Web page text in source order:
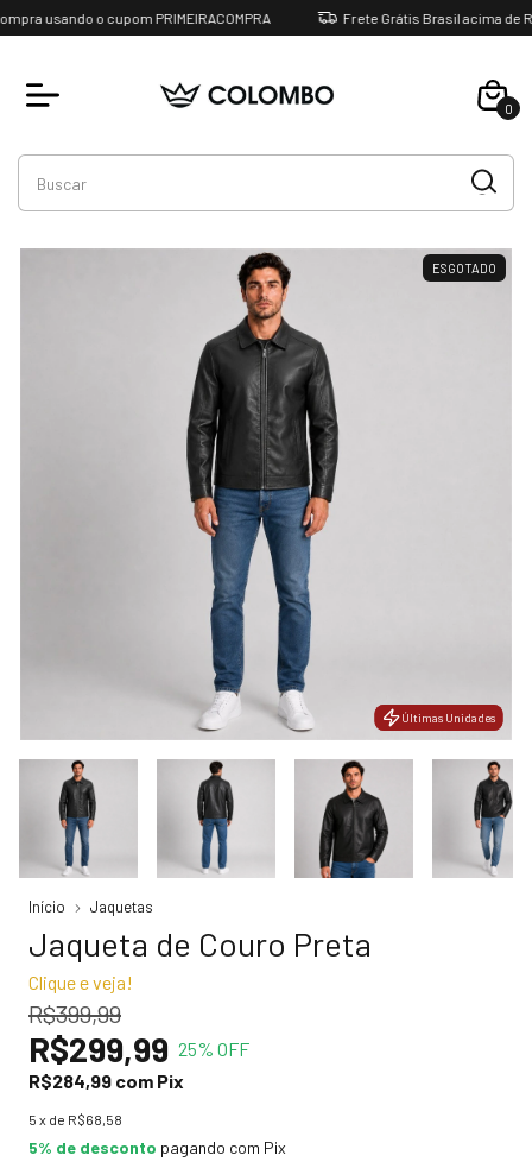
usando o cupom PRIMEIRACOMPRA Frete Grátis Brasil acima de R$
0
ESGOTADO
Últimas Unidades
Últimas Unidades
Início Jaquetas
Jaqueta de Couro Preta
Clique e veja!
R$399,99
R$299,99 25% OFF
R$284,99 com Pix
5 x de R$68,58
5% de desconto pagando com Pix